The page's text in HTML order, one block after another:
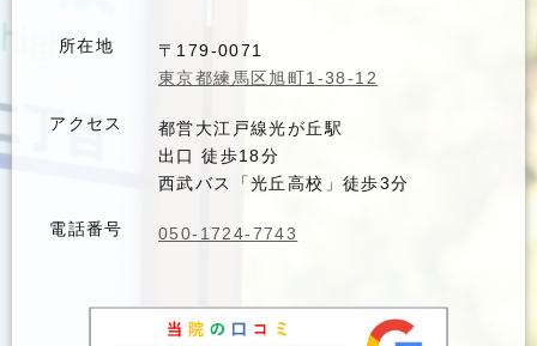
所在地
〒179-0071
東京都練馬区旭町1-38-12
アクセス
都営大江戸線光が丘駅
出口 徒歩18分
西武バス「光丘高校」徒歩3分
電話番号 050-1724-7743